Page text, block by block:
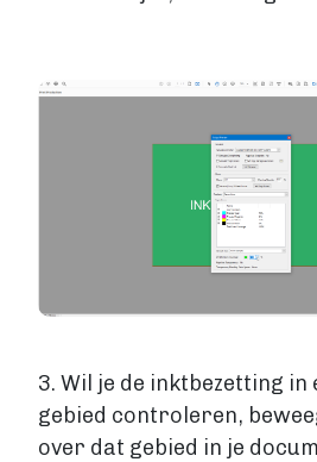
Image
3. Wil je de inktbezetting in
gebied controleren,
over dat gebied in je